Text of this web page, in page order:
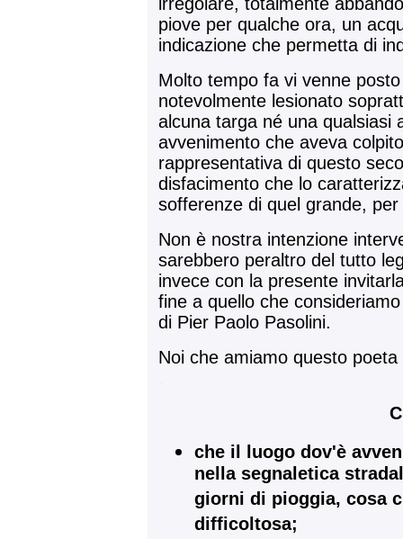
piove per qualche ora, un
indicazione che permetta di
Molto tempo fa vi venne
notevolmente lesionato
alcuna targa né una qualsiasi
avvenimento che aveva
rappresentativa di questo
disfacimento che lo
sofferenze di quel grande,
Non è nostra intenzione
sarebbero peraltro del tutto
invece con la presente
fine a quello che
di Pier Paolo Pasolini.
Noi che amiamo questo poeta
che il luogo dov'è
nella segnaletica
giorni di pioggia, cosa
difficoltosa;